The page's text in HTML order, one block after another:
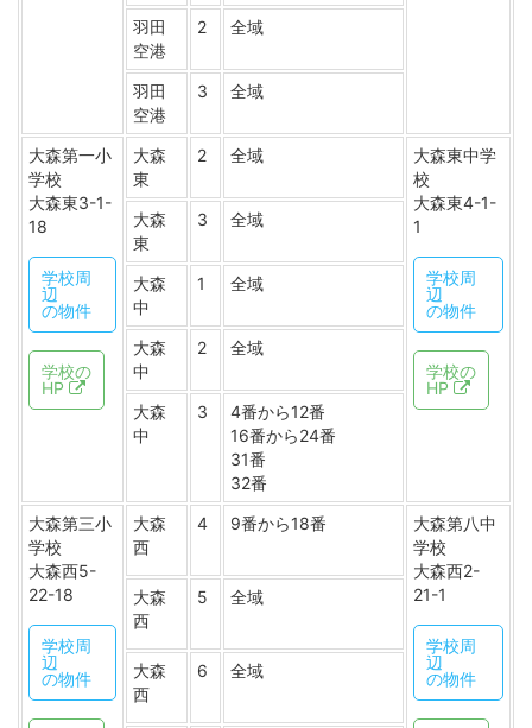
羽田
空港
2 全域
羽田
空港
3 全域
大森第一小
学校
大森東3-1-
18
学校周
辺
の物件
学校の
HP
大森
東
2 全域
大森東中学
校
大森東4-1-
1
学校周
辺
の物件
学校の
HP
大森
東
3 全域
大森
中
1 全域
大森
中
2 全域
大森
中
3
4番から12番
16番から24番
31番
32番
大森第三小
学校
大森西5-
22-18
学校周
辺
の物件
大森
西
4 9番から18番
大森第八中
学校
大森西2-
21-1
学校周
辺
の物件
大森
西
5 全域
大森
西
6 全域